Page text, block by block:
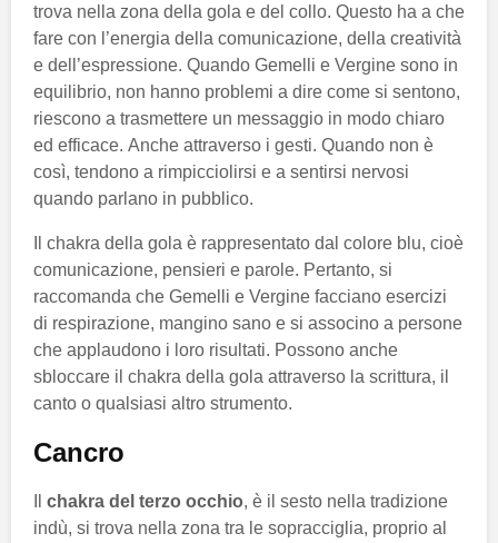
trova nella zona della gola e del collo. Questo ha a che
fare con l’energia della comunicazione, della creatività
e dell’espressione. Quando Gemelli e Vergine sono in
equilibrio, non hanno problemi a dire come si sentono,
riescono a trasmettere un messaggio in modo chiaro
ed efficace. Anche attraverso i gesti. Quando non è
così, tendono a rimpicciolirsi e a sentirsi nervosi
quando parlano in pubblico.
Il chakra della gola è rappresentato dal colore blu, cioè
comunicazione, pensieri e parole. Pertanto, si
raccomanda che Gemelli e Vergine facciano esercizi
di respirazione, mangino sano e si associno a persone
che applaudono i loro risultati. Possono anche
sbloccare il chakra della gola attraverso la scrittura, il
canto o qualsiasi altro strumento.
Cancro
chakra del terzo occhio, è il sesto nella tradizione
indù, si trova nella zona tra le sopracciglia, proprio al